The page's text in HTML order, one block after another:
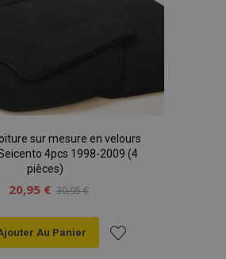
sur mesure en velours
4pcs 1998-2009 (4
pièces)
20,95 € 30,95 €
Au Panier